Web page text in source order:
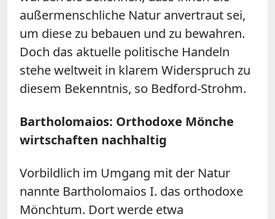
außermenschliche Natur anvertraut sei,
um diese zu bebauen und zu bewahren.
Doch das aktuelle politische Handeln
stehe weltweit in klarem Widerspruch zu
diesem Bekenntnis, so Bedford-Strohm.
Bartholomaios: Orthodoxe Mönche
wirtschaften nachhaltig
Vorbildlich im Umgang mit der Natur
nannte Bartholomaios I. das orthodoxe
Mönchtum. Dort werde etwa